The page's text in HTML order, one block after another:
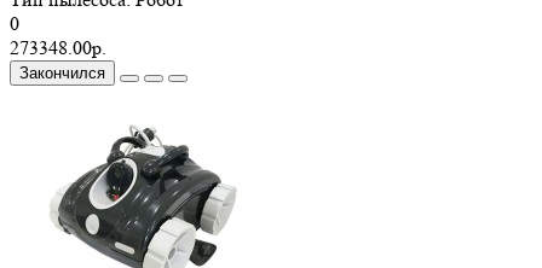
0
273348.00р.
Закончился